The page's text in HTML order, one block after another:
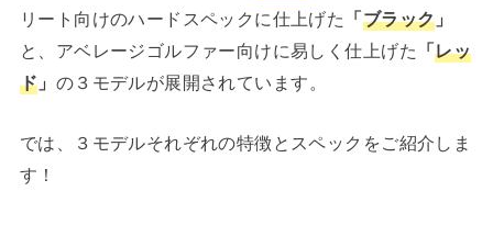
リート向けのハードスペックに仕上げた 「ブラック 」
と、アベレージゴルファー向けに易しく仕上げた 「レッ
ド 」 の３モデルが展開されています。
では、３モデルそれぞれの特徴とスペックをご紹介しま
す！